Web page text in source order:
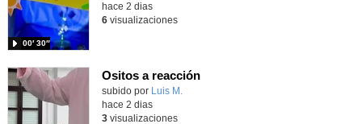
00′ 30″
hace 2 dias
6visualizaciones
Ositos a reacción
Contenido educativo.
subido por Luis M.
hace 2 dias
3visualizaciones